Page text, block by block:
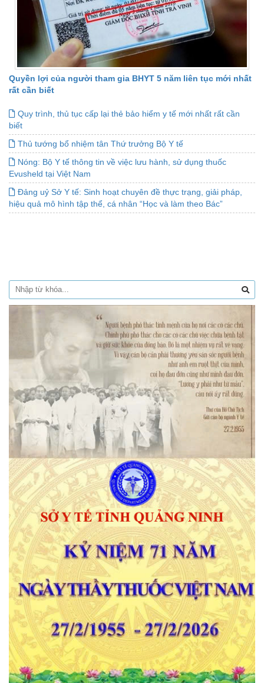
Quyền lợi của người tham gia BHYT 5 năm liên tục mới nhất
rất cần biết
Quy trình, thủ tục cấp lại thẻ bảo hiểm y tế mới nhất rất cần
biết
Thủ tướng bổ nhiệm tân Thứ trưởng Bộ Y tế
Nóng: Bộ Y tế thông tin về việc lưu hành, sử dụng thuốc
Evusheld tại Việt Nam
Đảng uỷ Sở Y tế: Sinh hoạt chuyên đề thực trạng, giải pháp,
hiệu quả mô hình tập thể, cá nhân “Học và làm theo Bác”